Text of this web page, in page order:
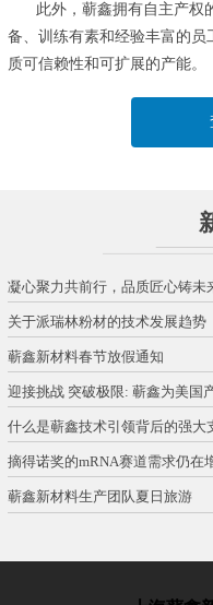
此外，蕲鑫拥有自主产权
备、训练有素和经验丰富的
质可信赖性和可扩展的产能。
凝心聚力共前行，品质匠心铸
关于派瑞林粉材的技术发展趋势
蕲鑫新材料春节放假通知
迎接挑战 突破极限: 蕲鑫为美国
什么是蕲鑫技术引领背后的强大
摘得诺奖的mRNA赛道需求仍在
蕲鑫新材料生产团队夏日旅游